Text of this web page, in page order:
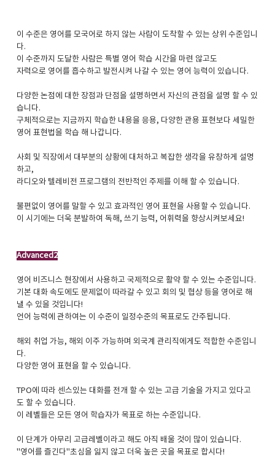
이 수준은 영어를 모국어로 하지 않는 사람이 도착할 수 있는 상위 수준입니
다.
이 수준까지 도달한 사람은 특별 영어 학습 시간을 마련 않고도
자력으로 영어를 흡수하고 발전시켜 나갈 수 있는 영어 능력이 있습니다.
다양한 논점에 대한 장점과 단점을 설명하면서 자신의 관점을 설명 할 수 있
습니다.
구체적으로는 지금까지 학습한 내용을 응용, 다양한 관용 표현보다 세밀한
영어 표현법을 학습 해 나갑니다.
사회 및 직장에서 대부분의 상황에 대처하고 복잡한 생각을 유창하게 설명
하고,
라디오와 텔레비전 프로그램의 전반적인 주제를 이해 할 수 있습니다.
불편없이 영어를 말할 수 있고 효과적인 영어 표현을 사용할 수 있습니다.
이 시기에는 더욱 분발하여 독해, 쓰기 능력, 어휘력을 향상시켜보세요!
Advanced2
영어 비즈니스 현장에서 사용하고 국제적으로 활약 할 수 있는 수준입니다.
기본 대화 속도에도 문제없이 따라갈 수 있고 회의 및 협상 등을 영어로 해
낼 수 있을 것입니다!
언어 능력에 관하여는 이 수준이 일정수준의 목표로도 간주됩니다.
해외 취업 가능, 해외 이주 가능하며 외국계 관리직에게도 적합한 수준입니
다.
다양한 영어 표현을 할 수 있습니다.
TPO에 따라 센스있는 대화를 전개 할 수 있는 고급 기술을 가지고 있다고
도 할 수 있습니다.
이 레벨들은 모든 영어 학습자가 목표로 하는 수준입니다.
이 단계가 아무리 고급레벨이라고 해도 아직 배울 것이 많이 있습니다.
"영어를 즐긴다"초심을 잃지 않고 더욱 높은 곳을 목표로 합시다!